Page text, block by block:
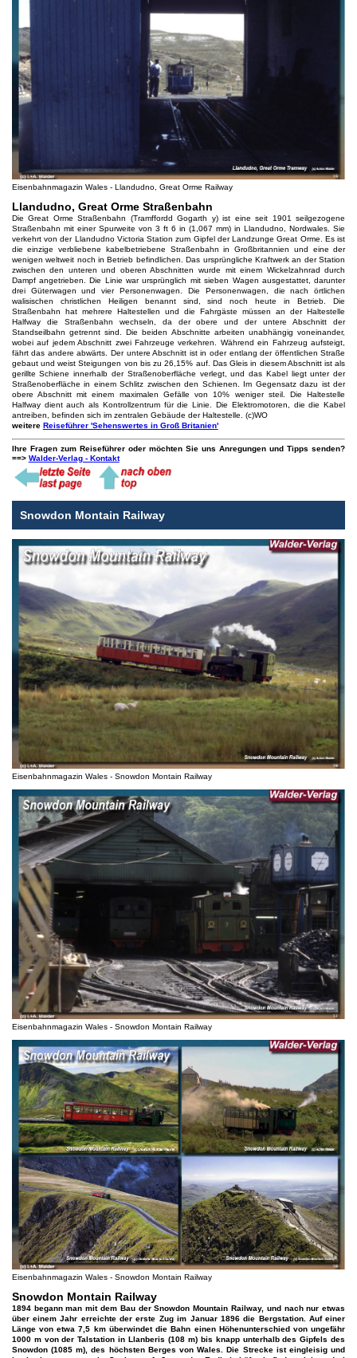
Eisenbahnmagazin Wales - Llandudno, Great Orme Railway
Llandudno, Great Orme Straßenbahn
Die Great Orme Straßenbahn (Tramffordd Gogarth y) ist eine seit 1901 seilgezogene
Straßenbahn mit einer Spurweite von 3 ft 6 in (1,067 mm) in Llandudno, Nordwales. Sie
verkehrt von der Llandudno Victoria Station zum Gipfel der Landzunge Great Orme. Es ist
die einzige verbliebene kabelbetriebene Straßenbahn in Großbritannien und eine der
wenigen weltweit noch in Betrieb befindlichen. Das ursprüngliche Kraftwerk an der Station
zwischen den unteren und oberen Abschnitten wurde mit einem Wickelzahnrad durch
Dampf angetrieben. Die Linie war ursprünglich mit sieben Wagen ausgestattet, darunter
drei Güterwagen und vier Personenwagen. Die Personenwagen, die nach örtlichen
walisischen christlichen Heiligen benannt sind, sind noch heute in Betrieb. Die
Straßenbahn hat mehrere Haltestellen und die Fahrgäste müssen an der Haltestelle
Halfway die Straßenbahn wechseln, da der obere und der untere Abschnitt der
Standseilbahn getrennt sind. Die beiden Abschnitte arbeiten unabhängig voneinander,
wobei auf jedem Abschnitt zwei Fahrzeuge verkehren. Während ein Fahrzeug aufsteigt,
fährt das andere abwärts. Der untere Abschnitt ist in oder entlang der öffentlichen Straße
gebaut und weist Steigungen von bis zu 26,15% auf. Das Gleis in diesem Abschnitt ist als
gerillte Schiene innerhalb der Straßenoberfläche verlegt, und das Kabel liegt unter der
Straßenoberfläche in einem Schlitz zwischen den Schienen. Im Gegensatz dazu ist der
obere Abschnitt mit einem maximalen Gefälle von 10% weniger steil. Die Haltestelle
Halfway dient auch als Kontrollzentrum für die Linie. Die Elektromotoren, die die Kabel
antreiben, befinden sich im zentralen Gebäude der Haltestelle. (c)WO
weitere Reiseführer 'Sehenswertes in Groß Britanien'
Ihre Fragen zum Reiseführer oder möchten Sie uns Anregungen und Tipps senden?
==> Walder-Verlag - Kontakt
Snowdon Montain Railway
Eisenbahnmagazin Wales - Snowdon Montain Railway
Eisenbahnmagazin Wales - Snowdon Montain Railway
Eisenbahnmagazin Wales - Snowdon Montain Railway
Snowdon Montain Railway
1894 begann man mit dem Bau der Snowdon Mountain Railway, und nach nur etwas
über einem Jahr erreichte der erste Zug im Januar 1896 die Bergstation. Auf einer
Länge von etwa 7,5 km überwindet die Bahn einen Höhenunterschied von ungefähr
1000 m von der Talstation in Llanberis (108 m) bis knapp unterhalb des Gipfels des
Snowdon (1085 m), des höchsten Berges von Wales. Die Strecke ist eingleisig und